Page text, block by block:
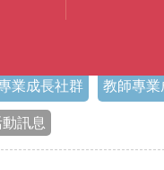
業成長社群 教師專業
訊息